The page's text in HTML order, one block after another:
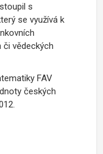
s
se využívá k
či vědeckých
FAV
českých